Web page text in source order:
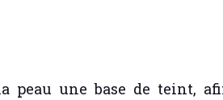
peau une base de teint,